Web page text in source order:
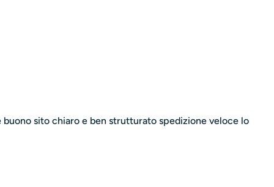
sito chiaro e ben strutturato spedizione veloce lo